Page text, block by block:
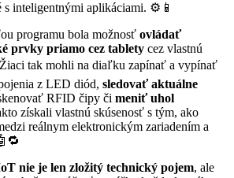
s inteligentnými aplikáciami. ⚙️📱
programu bola možnosť ovládať
prvky priamo cez tablety cez vlastnú
tak mohli na diaľku zapínať a vypínať
z LED diód, sledovať aktuálne
RFID čipy či meniť uhol
získali vlastnú skúsenosť s tým, ako
reálnym elektronickým zariadením a
nie je len zložitý technický pojem, ale